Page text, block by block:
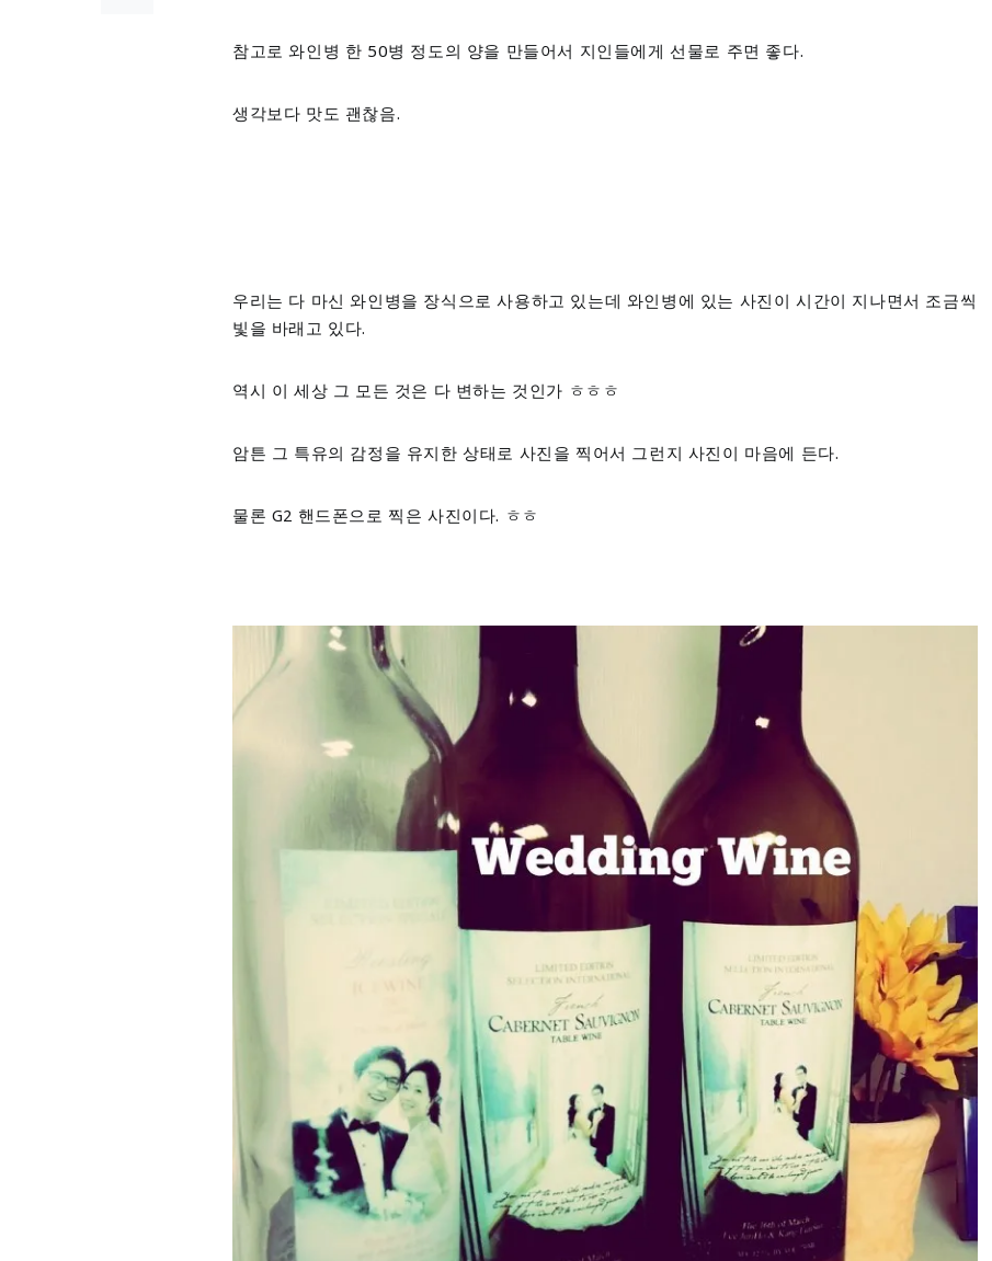
참고로 와인병 한 50병 정도의 양을 만들어서 지인들에게 선물로 주면 좋다.
생각보다 맛도 괜찮음.
우리는 다 마신 와인병을 장식으로 사용하고 있는데 와인병에 있는 사진이 시간이 지나면서 조금씩
빛을 바래고 있다.
역시 이 세상 그 모든 것은 다 변하는 것인가 ㅎㅎㅎ
암튼 그 특유의 감정을 유지한 상태로 사진을 찍어서 그런지 사진이 마음에 든다.
물론 G2 핸드폰으로 찍은 사진이다. ㅎㅎ